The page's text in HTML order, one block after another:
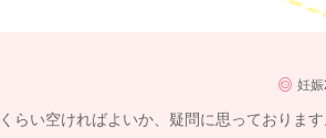
妊
い空ければよいか、疑問に思っております